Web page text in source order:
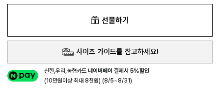
선물하기
사이즈 가이드를 참고하세요!
신한,우리,농협카드네이버페이 결제시 5%할인
(10만원이상 최대 8천원) (8/5~8/31)